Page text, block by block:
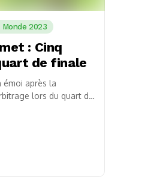
Monde 2023
: Cinq
de finale
émoi après la
lors du quart de